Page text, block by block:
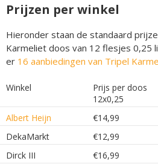
Prijzen per winkel
Hieronder staan de standaard
Karmeliet doos van 12 flesjes 0,25
er 16 aanbiedingen van Tripel
Winkel
Prijs per doos
12x0,25
Albert Heijn €14,99
DekaMarkt
€12,99
Dirck III
€16,99